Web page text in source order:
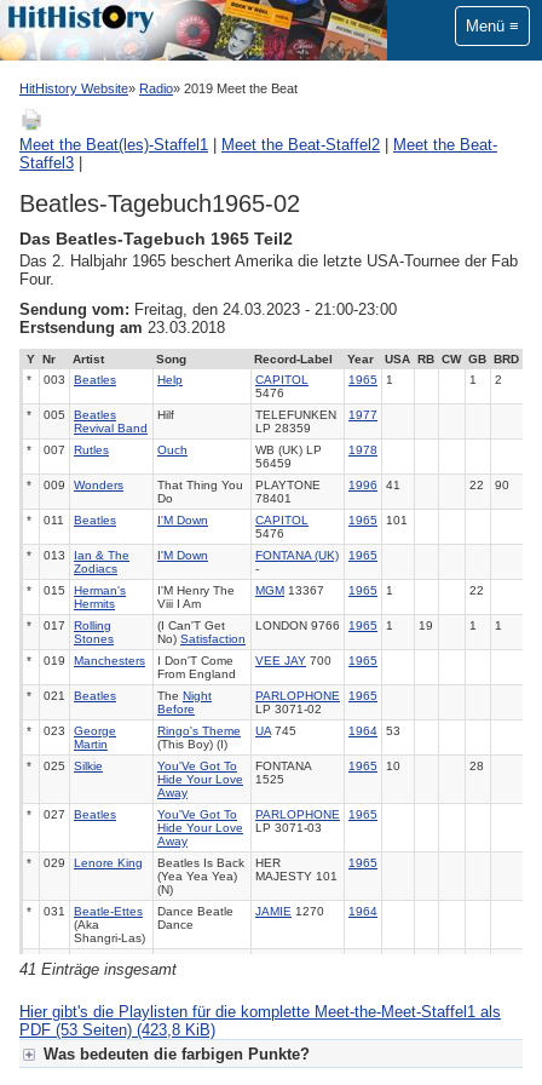
Menü
HitHistory Website Radio 2019 Meet the Beat
Meet the Beat(les)-Staffel1 Meet the Beat-Staffel2
Meet the Beat-
Staffel3
Beatles-Tagebuch1965-02
Das Beatles-Tagebuch 1965 Teil2
Das 2. Halbjahr 1965 beschert Amerika die letzte USA-Tournee der Fab
Four.
Sendung vom: Freitag, den 24.03.2023 - 21:00-23:00
Erstsendung am 23.03.2018
Y Nr Artist Song Record-Label Year USA RB CW GB
BRD
*
003 Beatles Help
CAPITOL
5476
1965 1 1 2
* 005
Beatles
Revival Band
Hilf
TELEFUNKEN
LP 28359
1977
* 007 Rutles Ouch
WB (UK) LP
56459
1978
* 009 Wonders
That Thing You
Do
PLAYTONE
78401
1996 41 22 90
* 011 Beatles I'M Down
CAPITOL
5476
1965 101
* 013
Ian & The
Zodiacs
I'M Down
FONTANA (UK)
-
1965
* 015
Herman's
Hermits
I'M Henry The
Viii I Am
MGM 13367 1965 1 22
* 017
Rolling
Stones
(I Can'T Get
No) Satisfaction
LONDON 9766 1965 1 19 1 1
* 019 Manchesters
I Don'T Come
From England
VEE JAY 700 1965
* 021 Beatles The Night
Before
PARLOPHONE
LP 3071-02
1965
* 023
George
Martin
Ringo's Theme
(This Boy) (I)
UA745 1964 53
* 025 Silkie
You'Ve Got To
Hide Your Love
Away
FONTANA
1525
1965 10 28
* 027 Beatles
You'Ve Got To
Hide Your Love
Away
PARLOPHONE
LP 3071-03
1965
* 029 Lenore King
Beatles Is Back
(Yea Yea Yea)
(N)
HER
MAJESTY 101
1965
* 031
Beatle-Ettes
(Aka
Shangri-Las)
Dance Beatle
Dance
JAMIE 1270 1964
* 033 Beatles (Usa)
Beatles
(Live)
* 037 Byrds
All I Really
Want To Do
43332
* 039 Buck Owens Act Naturally
CAPITOL
1963 1
41 Einträge insgesamt
Hier gibt's die Playlisten für die komplette Meet-the-Meet-Staffel1 als
PDF (53 Seiten) (423,8 KiB)
Was bedeuten die farbigen Punkte?